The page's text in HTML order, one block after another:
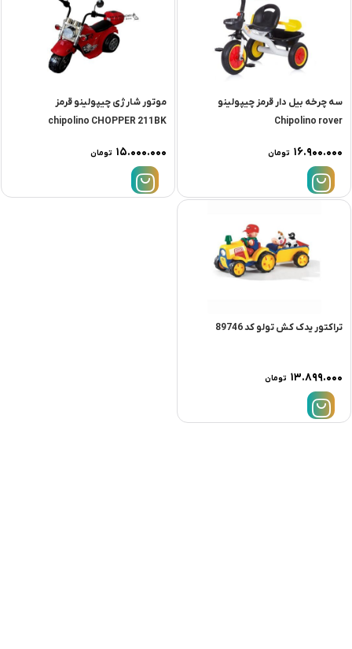
سه چرخه بیل دار قرمز چیپولینو
Chipolino rover
۱۶.۹۰۰.۰۰۰ تومان
موتور شارژی چیپولینو قرمز
chipolino CHOPPER 211BK
۱۵.۰۰۰.۰۰۰ تومان
تراکتور یدک کش تولو کد 89746
۱۳.۸۹۹.۰۰۰ تومان